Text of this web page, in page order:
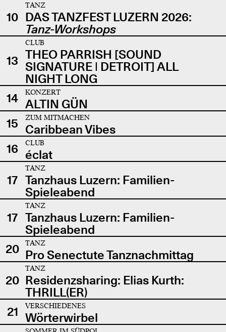
10
TANZ
DAS TANZFEST LUZERN 2026:
Tanz-Workshops
13
CLUB
THEO PARRISH [SOUND
SIGNATURE | DETROIT] ALL
NIGHT LONG
14
KONZERT
ALTIN GÜN
15
ZUM MITMACHEN
Caribbean Vibes
16
CLUB
éclat
17
TANZ
Tanzhaus Luzern: Familien-
Spieleabend
17
TANZ
Tanzhaus Luzern: Familien-
Spieleabend
20
TANZ
Pro Senectute Tanznachmittag
20
TANZ
Residenzsharing: Elias Kurth:
THRILL(ER)
21
VERSCHIEDENES
Wörterwirbel